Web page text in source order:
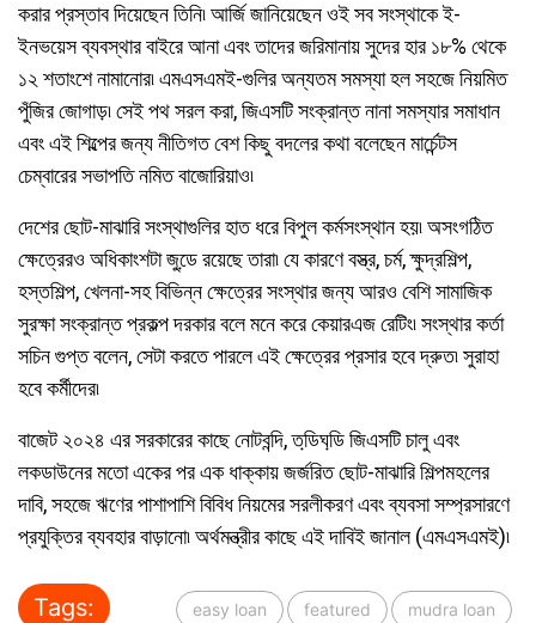
করার প্রস্তাব দিয়েছেন তিনি৷ আর্জি জানিয়েছেন ওই সব সংস্থাকে ই-
ইনভয়েস ব্যবস্থার বাইরে আনা এবং তাদের জরিমানায় সুদের হার ১৮% থেকে
১২ শতাংশে নামানোর৷ এমএসএমই-গুলির অন্যতম সমস্যা হল সহজে নিয়মিত
পুঁজির জোগাড়৷ সেই পথ সরল করা, জিএসটি সংক্রান্ত নানা সমস্যার সমাধান
এবং এই শিল্পের জন্য নীতিগত বেশ কিছু বদলের কথা বলেছেন মার্চেন্টস
চেম্বারের সভাপতি নমিত বাজোরিয়াও৷
দেশের ছোট-মাঝারি সংস্থাগুলির হাত ধরে বিপুল কর্মসংস্থান হয়৷ অসংগঠিত
ক্ষেত্রেরও অধিকাংশটা জুডে় রয়েছে তারা৷ যে কারণে বস্ত্র, চর্ম, ক্ষুদ্রশিল্প,
হস্তশিল্প, খেলনা-সহ বিভিন্ন ক্ষেত্রের সংস্থার জন্য আরও বেশি সামাজিক
সুরক্ষা সংক্রান্ত প্রকল্প দরকার বলে মনে করে কেয়ারএজ রেটিং৷ সংস্থার কর্তা
সচিন গুপ্ত বলেন, সেটা করতে পারলে এই ক্ষেত্রের প্রসার হবে দ্রুত৷ সুরাহা
হবে কর্মীদের৷
বাজেট ২০২৪ এর সরকারের কাছে নোটবন্দি, তডি়ঘডি় জিএসটি চালু এবং
লকডাউনের মতো একের পর এক ধাক্কায় জর্জরিত ছোট-মাঝারি শিল্পমহলের
দাবি, সহজে ঋণের পাশাপাশি বিবিধ নিয়মের সরলীকরণ এবং ব্যবসা সম্প্রসারণে
প্রযুক্তির ব্যবহার বাড়ানো৷ অর্থমন্ত্রীর কাছে এই দাবিই জানাল (এমএসএমই)৷
Tags: easy loan featured mudra loan